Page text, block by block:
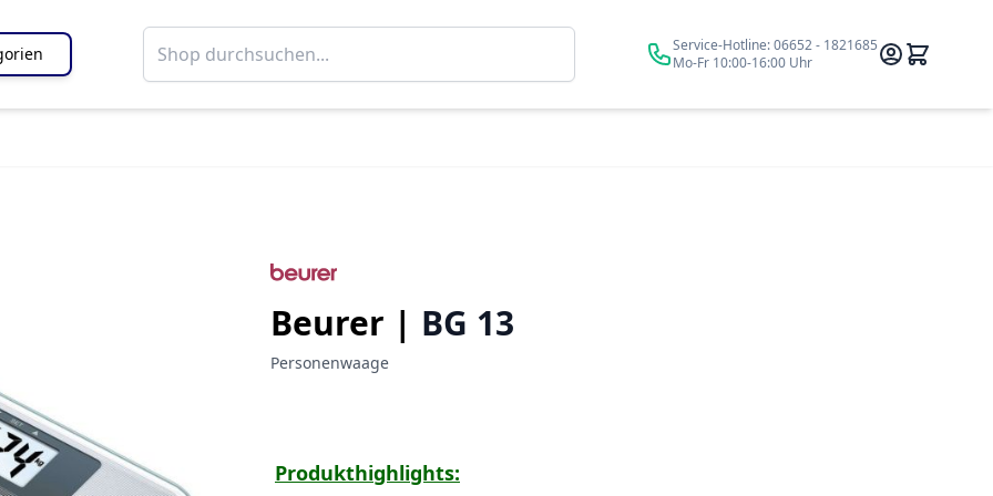
Suche Service-Hotline:06652 - 1821685
Mo-Fr 10:00-16:00 Uhr
Beurer | BG 13
Personenwaage
Produkthighlights: